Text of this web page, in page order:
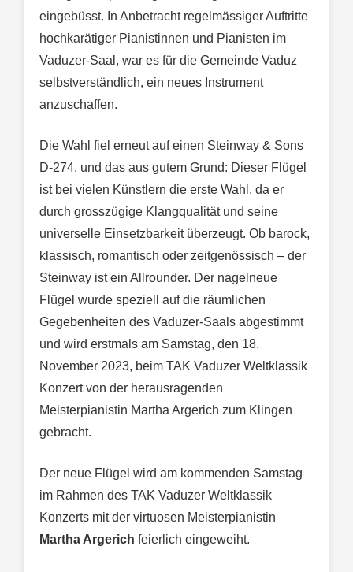
eingebüsst. In Anbetracht regelmässiger Auftritte
hochkarätiger Pianistinnen und Pianisten im
Vaduzer-Saal, war es für die Gemeinde Vaduz
selbstverständlich, ein neues Instrument
anzuschaffen.
Die Wahl fiel erneut auf einen Steinway & Sons
D-274, und das aus gutem Grund: Dieser Flügel
ist bei vielen Künstlern die erste Wahl, da er
durch grosszügige Klangqualität und seine
universelle Einsetzbarkeit überzeugt. Ob barock,
klassisch, romantisch oder zeitgenössisch – der
Steinway ist ein Allrounder. Der nagelneue
Flügel wurde speziell auf die räumlichen
Gegebenheiten des Vaduzer-Saals abgestimmt
und wird erstmals am Samstag, den 18.
November 2023, beim TAK Vaduzer Weltklassik
Konzert von der herausragenden
Meisterpianistin Martha Argerich zum Klingen
gebracht.
Der neue Flügel wird am kommenden Samstag
im Rahmen des TAK Vaduzer Weltklassik
Konzerts mit der virtuosen Meisterpianistin
Martha Argerich feierlich eingeweiht.